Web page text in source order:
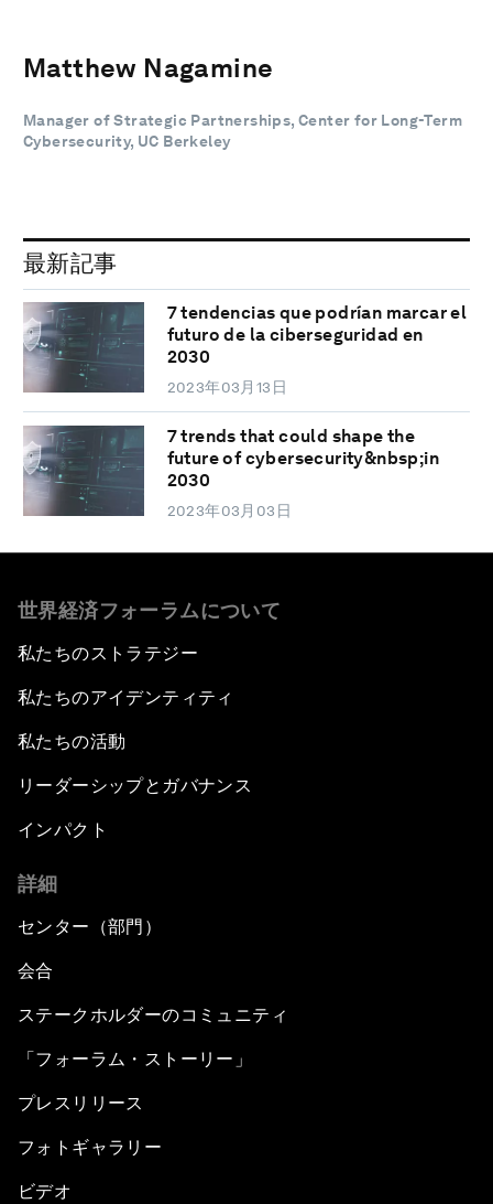
Matthew Nagamine
Manager of Strategic Partnerships, Center for Long-Term
Cybersecurity, UC Berkeley
最新記事
7 tendencias que podrían marcar el
futuro de la ciberseguridad en
2030
2023年03月13日
7 trends that could shape the
future of cybersecurity&nbsp;in
2030
2023年03月03日
世界経済フォーラムについて
私たちのストラテジー
私たちのアイデンティティ
私たちの活動
リーダーシップとガバナンス
インパクト
詳細
センター（部門）
会合
ステークホルダーのコミュニティ
「フォーラム・ストーリー」
プレスリリース
フォトギャラリー
ビデオ